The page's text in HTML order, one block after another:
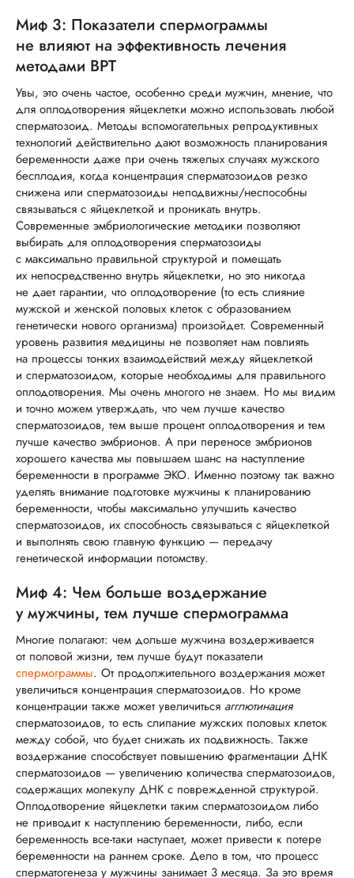
Миф 3: Показатели спермограммы
не влияют на эффективность лечения
методами ВРТ
Увы, это очень частое, особенно среди мужчин, мнение, что
для оплодотворения яйцеклетки можно использовать любой
сперматозоид. Методы вспомогательных репродуктивных
технологий действительно дают возможность планирования
беременности даже при очень тяжелых случаях мужского
бесплодия, когда концентрация сперматозоидов резко
снижена или сперматозоиды неподвижны/неспособны
связываться с яйцеклеткой и проникать внутрь.
Современные эмбриологические методики позволяют
выбирать для оплодотворения сперматозоиды
с максимально правильной структурой и помещать
их непосредственно внутрь яйцеклетки, но это никогда
не дает гарантии, что оплодотворение (то есть слияние
мужской и женской половых клеток с образованием
генетически нового организма) произойдет. Современный
уровень развития медицины не позволяет нам повлиять
на процессы тонких взаимодействий между яйцеклеткой
и сперматозоидом, которые необходимы для правильного
оплодотворения. Мы очень многого не знаем. Но мы видим
и точно можем утверждать, что чем лучше качество
сперматозоидов, тем выше процент оплодотворения и тем
лучше качество эмбрионов. А при переносе эмбрионов
хорошего качества мы повышаем шанс на наступление
беременности в программе ЭКО. Именно поэтому так важно
уделять внимание подготовке мужчины к планированию
беременности, чтобы максимально улучшить качество
сперматозоидов, их способность связываться с яйцеклеткой
и выполнять свою главную функцию — передачу
генетической информации потомству.
Миф 4: Чем больше воздержание
у мужчины, тем лучше спермограмма
Многие полагают: чем дольше мужчина воздерживается
от половой жизни, тем лучше будут показатели
спермограммы. От продолжительного воздержания может
увеличиться концентрация сперматозоидов. Но кроме
концентрации также может увеличиться агглютинация
сперматозоидов, то есть слипание мужских половых клеток
между собой, что будет снижать их подвижность. Также
воздержание способствует повышению фрагментации ДНК
сперматозоидов — увеличению количества сперматозоидов,
содержащих молекулу ДНК с поврежденной структурой.
Оплодотворение яйцеклетки таким сперматозоидом либо
не приводит к наступлению беременности, либо, если
беременность все-таки наступает, может привести к потере
беременности на раннем сроке. Дело в том, что процесс
сперматогенеза у мужчины занимает 3 месяца. За это время